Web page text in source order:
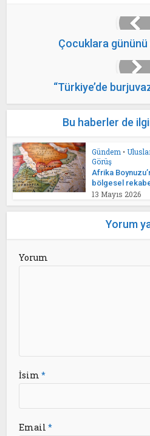
Çocuklara
“Türkiye’de
Bu haberler de
Gündem •
Görüş
Afrika
bölgesel
13 Mayıs 2026
Yorum
Yorum
İsim*
Email*